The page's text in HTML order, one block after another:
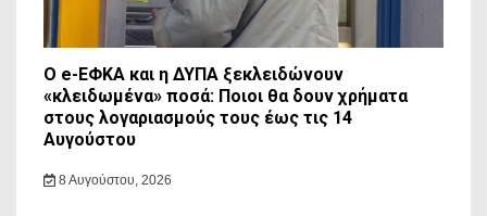
Ο e-ΕΦΚΑ και η ΔΥΠΑ ξεκλειδώνουν
«κλειδωμένα» ποσά: Ποιοι θα δουν χρήματα
στους λογαριασμούς τους έως τις 14
Αυγούστου
8 Αυγούστου, 2026